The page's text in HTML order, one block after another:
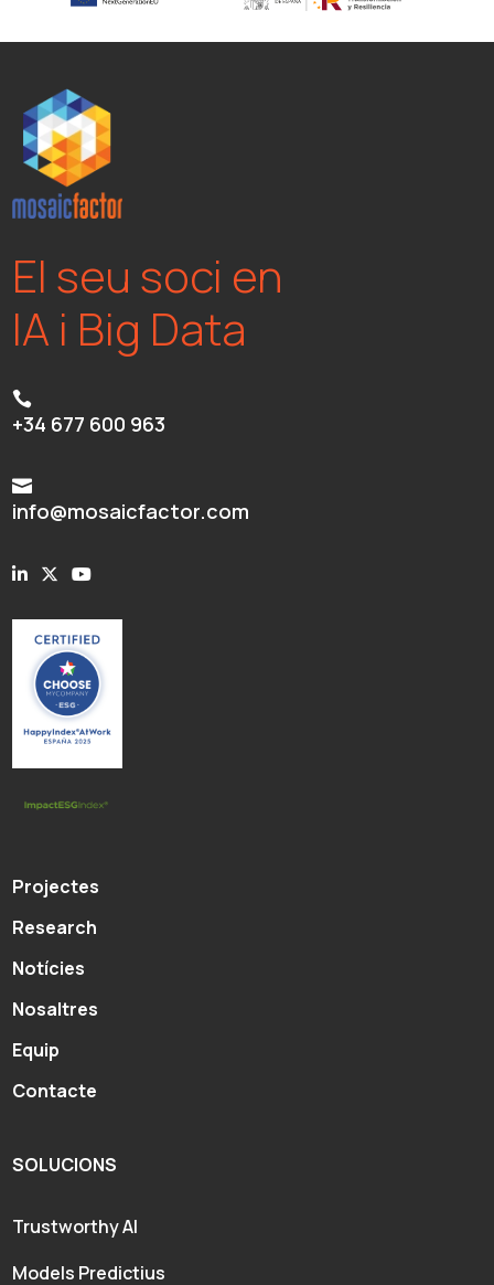
El seu soci en
IA i Big Data

+34 677 600 963

info@mosaicfactor.com
Projectes
Research
Notícies
Nosaltres
Equip
Contacte
SOLUCIONS
Trustworthy AI
Models Predictius